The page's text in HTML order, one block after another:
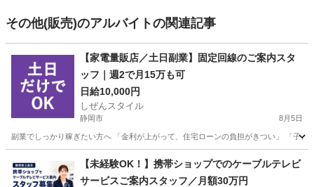
その他(販売)のアルバイトの関連記事
【家電量販店／土日副業】固定回線のご案内スタ
ッフ｜週2で月15万も可
日給10,000円
しぜんスタイル
静岡市 8月5日
副業でしっかり稼ぎたい方へ 「金利が上がって、住宅ローンの負担がきつい」 「子
家電量販店 スタッフ
【未経験OK！】携帯ショップでのケーブルテレビ
サービスご案内スタッフ／月額30万円